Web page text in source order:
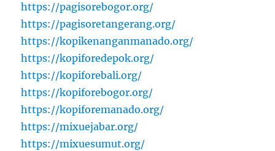
https://pagisorebogor.org/
https://pagisoretangerang.org/
https://kopikenanganmanado.org/
https://kopiforedepok.org/
https://kopiforebali.org/
https://kopiforebogor.org/
https://kopiforemanado.org/
https://mixuejabar.org/
https://mixuesumut.org/